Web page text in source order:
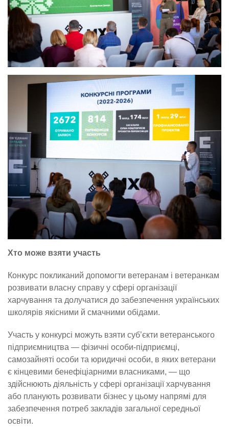
Хто може взяти участь
Конкурс покликаний допомогти ветеранам і ветеранкам
розвивати власну справу у сфері організації
харчування та долучатися до забезпечення українських
школярів якісними й смачними обідами.
Участь у конкурсі можуть взяти суб’єкти ветеранського
підприємництва — фізичні особи-підприємці,
самозайняті особи та юридичні особи, в яких ветерани
є кінцевими бенефіціарними власниками, — що
здійснюють діяльність у сфері організації харчування
або планують розвивати бізнес у цьому напрямі для
забезпечення потреб закладів загальної середньої
освіти.